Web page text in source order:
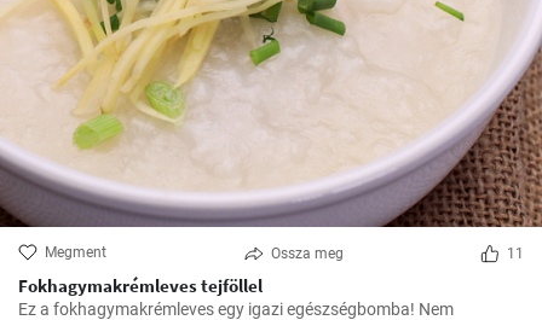
Megment Ossza meg 11
Fokhagymakrémleves tejföllel
Ez a fokhagymakrémleves egy igazi egészségbomba! Nem